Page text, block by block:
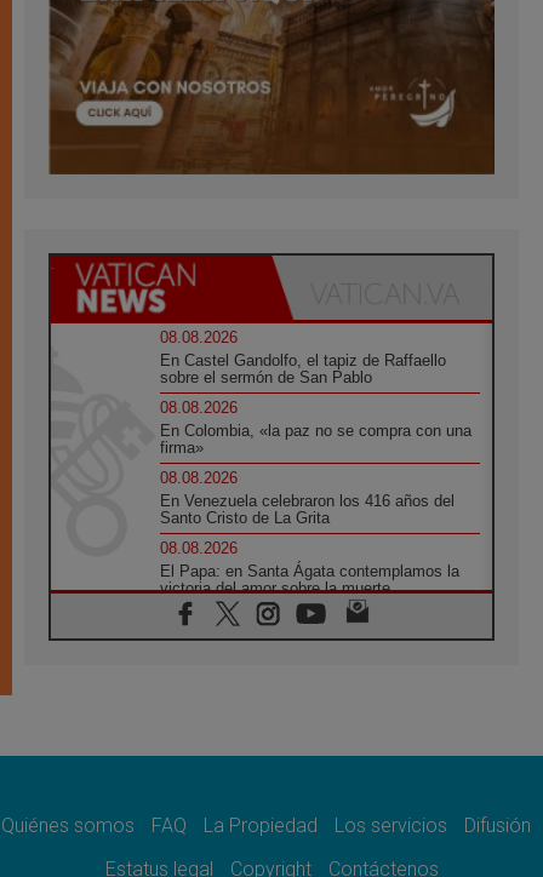
08.08.2026
En Castel Gandolfo, el tapiz de Raffaello
sobre el sermón de San Pablo
08.08.2026
En Colombia, «la paz no se compra con una
firma»
08.08.2026
En Venezuela celebraron los 416 años del
Santo Cristo de La Grita
08.08.2026
El Papa: en Santa Ágata contemplamos la
victoria del amor sobre la muerte
08.08.2026
León XIV visitará el Santuario de la Madre
07.08.2026
07.08.2026
el compromiso del cristiano"
Quiénes somos FAQ La Propiedad Los servicios
Difusión
Estatus legal
Copyright Contáctenos